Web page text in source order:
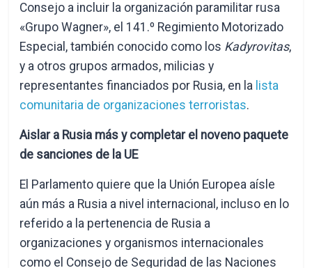
Consejo a incluir la organización paramilitar rusa
«Grupo Wagner», el 141.º Regimiento Motorizado
Especial, también conocido como los Kadyrovitas,
y a otros grupos armados, milicias y
representantes financiados por Rusia, en la lista
comunitaria de organizaciones terroristas.
Aislar a Rusia más y completar el noveno paquete
de sanciones de la UE
El Parlamento quiere que la Unión Europea aísle
aún más a Rusia a nivel internacional, incluso en lo
referido a la pertenencia de Rusia a
organizaciones y organismos internacionales
como el Consejo de Seguridad de las Naciones